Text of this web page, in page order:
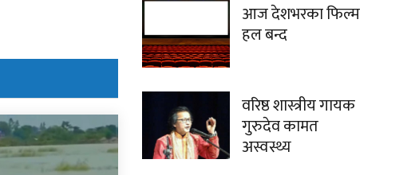
आज देशभरका फिल्म
हल बन्द
वरिष्ठ शास्त्रीय गायक
गुरुदेव कामत
अस्वस्थ्य